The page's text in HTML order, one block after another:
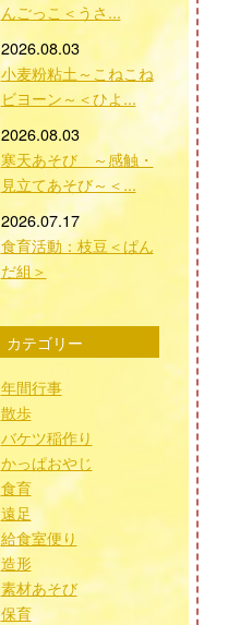
んごっこ＜うさ...
2026.08.03
小麦粉粘土～こねこね
ビヨーン～＜ひよ...
2026.08.03
寒天あそび ～感触・
見立てあそび～＜...
2026.07.17
食育活動：枝豆＜ぱん
だ組＞
カテゴリー
年間行事
散歩
バケツ稲作り
かっぱおやじ
食育
遠足
給食室便り
造形
素材あそび
保育